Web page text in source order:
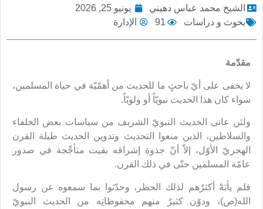
الشيخ محمد عباس دهيني
يونيو 25, 2026
بحوث و دراسات
91 الإدارة
مقدّمة
لا يخفى على أيّ باحثٍ ما للحديث من أهمّيّة في حياة المسلمين،
سواء كان هذا الحديث نبويّاً أو ولويّاً.
ولئن عانى الحديث النبويّ الشريف من سياسات بعض الخلفاء
والسلاطين، الذين منعوا التحديث وتدوين الحديث طيلة القرن
الهجريّ الأوّل، إلاّ أنّ جذوة إشراقه بقيت متأجِّجة في صدور
عامّة المسلمين حتّى في ذلك القرن.
فلم يأبَهْ أكثرُهم لذلك الحظر، وحدّثوا بما سمعوه عن رسول
الله(ص)، ودوّن كثيرٌ منهم محفوظاتِه من الحديث النبويّ